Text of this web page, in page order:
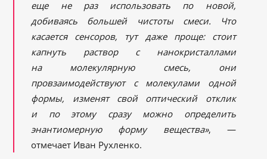
еще не раз использовать по новой,
добиваясь большей чистоты смеси. Что
касается сенсоров, тут даже проще: стоит
капнуть раствор с нанокристаллами
на молекулярную смесь, они
провзаимодействуют с молекулами одной
формы, изменят свой оптический отклик
и по этому сразу можно определить
энантиомерную форму вещества», —
отмечает Иван Рухленко.